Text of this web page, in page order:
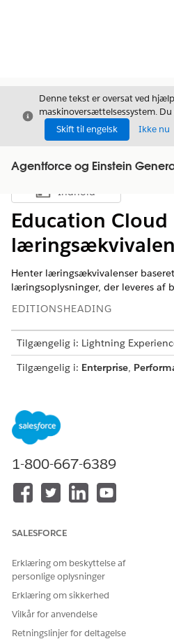
Luk
Denne tekst er oversat ved
maskinoversættelsessystem.
Skift til engelsk
Ikke nu
Agentforce og Einstein
Vis indholdsfortegnelse
Indhold
Education Cloud
Henter læringsækvivalenser
læringsoplysninger, der leveres af
EDITIONSHEADING
Tilgængelig i: Lightning
Tilgængelig i: Enterprise,
Agentforce for Education for at
PÅKRÆVET
Hvis du vil bruge Education
Cloud:
1-800-667-6389
SALESFORCE
Erklæring om beskyttelse af
personlige oplysninger
Erklæring om sikkerhed
Vilkår for anvendelse
Retningslinjer for deltagelse